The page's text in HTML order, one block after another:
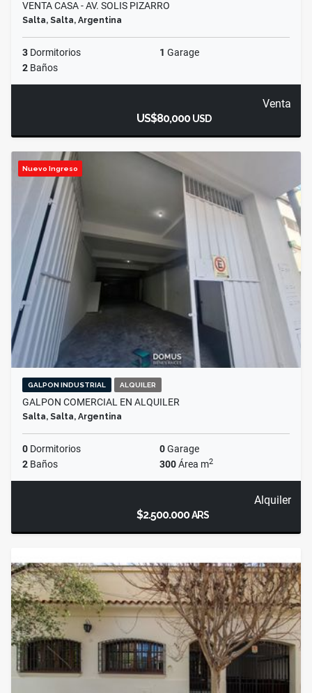
VENTA CASA - AV. SOLIS PIZARRO
Salta, Salta, Argentina
3 Dormitorios 1 Garage
2 Baños
Venta
US$80,000USD
Nuevo Ingreso
GALPON INDUSTRIAL ALQUILER
GALPON COMERCIAL EN ALQUILER
Salta, Salta, Argentina
0 Dormitorios 0Garage
2 Baños 300Área m2
Alquiler
$2.500.000ARS